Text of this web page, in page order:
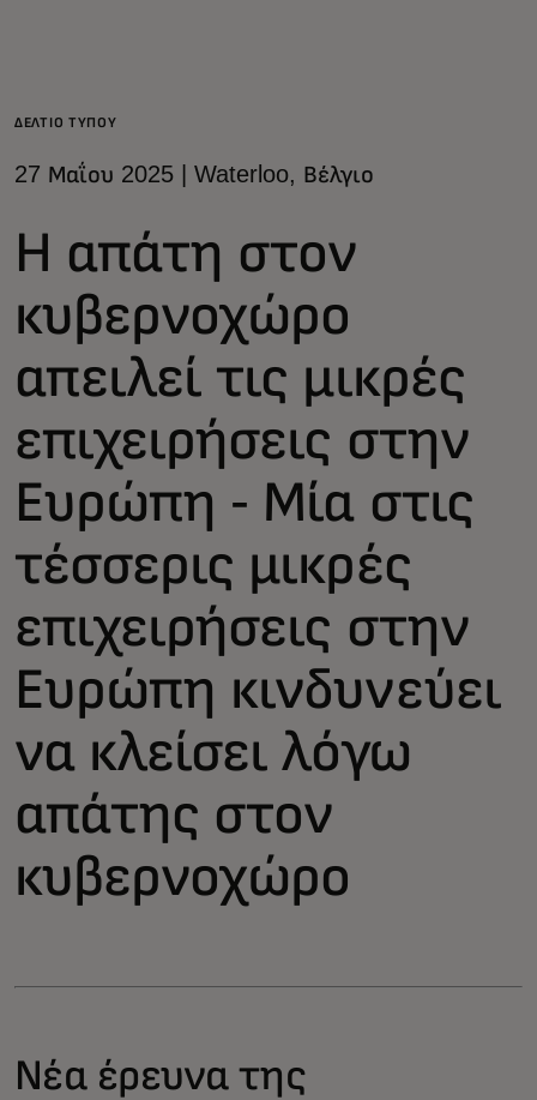
Για επιχειρήσεις
Για τον κόσμο
Για καινοτόμους
Νέα και τάσεις
ΔΕΛΤΙΟ ΤΥΠΟΥ
27 Μαΐου 2025 | Waterloo, Βέλγιο
Η απάτη στον
κυβερνοχώρο
απειλεί τις μικρές
επιχειρήσεις στην
Ευρώπη - Μία στις
τέσσερις μικρές
επιχειρήσεις στην
Ευρώπη κινδυνεύει
να κλείσει λόγω
απάτης στον
κυβερνοχώρο
Νέα έρευνα της